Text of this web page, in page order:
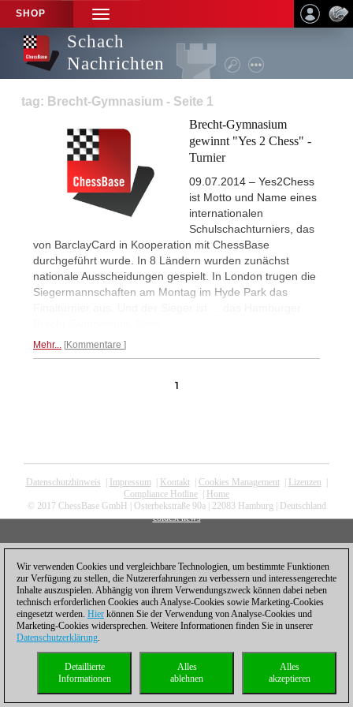
SHOP
TOGGLE
NAVIGATION
Schach
Nachrichten
tag: Brecht-Gymnasium - Seite 1
Brecht-Gymnasium
gewinnt "Yes 2 Chess" -
Turnier
09.07.2014 – Yes2Chess
ist Motto und Name eines
internationalen
Schulschachturniers, das
von BarclayCard in Kooperation mit ChessBase
durchgeführt wurde. In 8 Ländern wurden zunächst
nationale Ausscheidungen gespielt. In London trugen die
Siegermannschaften am Montag im Hyde Park das
Mehr... Kommentare
1
Datenschutzhinweis Impressum| Kontakt| Cookies Management| Lizenzen
Compliance Hotline
Home
© 2017 ChessBase GmbH | Osterbekstraße 90a | 22083 Hamburg | Deutschland
coldest news
Wir verwenden Cookies und vergleichbare Technologien, um bestimmte Funktionen
zur Verfügung zu stellen, die Nutzererfahrungen zu verbessern und interessengerechte
Inhalte auszuspielen. Abhängig von ihrem Verwendungszweck können dabei neben
technisch erforderlichen Cookies auch Analyse-Cookies sowie Marketing-Cookies
eingesetzt werden. Hier können Sie der Verwendung von Analyse-Cookies und
Marketing-Cookies widersprechen. Weitere Informationen finden Sie in unserer
Datenschutzerklärung.
Alles
akzeptieren
Alles
ablehnen
Detaillierte
Informationen